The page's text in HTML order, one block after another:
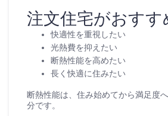
注文住宅がおすす
快適性を重視したい
光熱費を抑えたい
断熱性能を高めたい
長く快適に住みたい
断熱性能は、住み始めてから満足度
分です。